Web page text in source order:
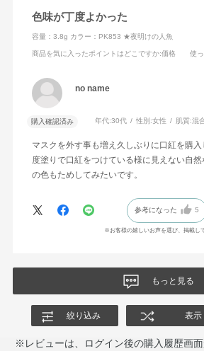
色味が丁度よかった
容量：3.8g カラー：PK853 ★夜明けの人魚
商品を気に入ったポイントはどこですか:価格 使
no name
購入確認済み 年代:30代 性別:女性 肌質:混
マスクを外す事も増え久しぶりに口紅を購
度塗りで口紅をつけている様に見えない自
の色もためしてみたいです。
参考になった 5
※お客様の嬉しいお声を選び、掲載し
もっと見る
絞り込み 表
※レビューは、ログイン後の購入履歴画面